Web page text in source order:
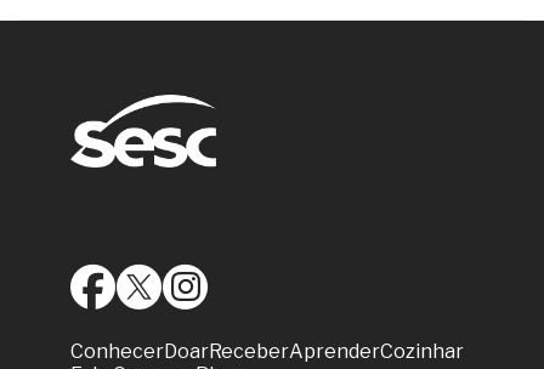
ConhecerDoarReceberAprenderCozinhar